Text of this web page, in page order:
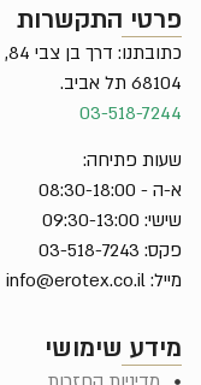
שימושי
התקשרות
תל אביב.
03-518-
פתיחה:
08:30-18:00
09:30-13:00
518-7243
info@erotex.co.il